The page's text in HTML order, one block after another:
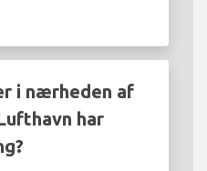
i nærheden af
har